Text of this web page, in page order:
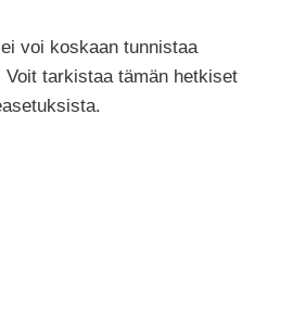
voi koskaan tunnistaa
tarkistaa tämän hetkiset